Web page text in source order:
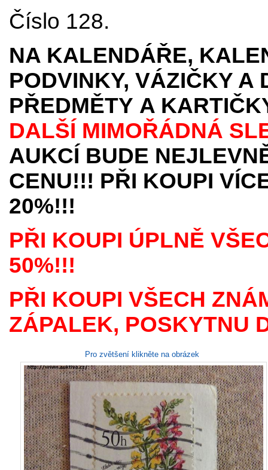
Číslo 128.
NA KALENDÁŘE,
PODVINKY, VÁZIČKY A
PŘEDMĚTY A
DALŠÍ MIMOŘÁDNÁ
AUKCÍ BUDE
CENU!!! PŘI KOUPI
20%!!!
PŘI KOUPI ÚPLNĚ
50%!!!
PŘI KOUPI VŠECH
ZÁPALEK, POSKYTNU
Pro zvětšení klikněte na obrázek